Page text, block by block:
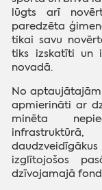
lūgts arī
paredzēta
tikai savu
tiks izskatīti un
novadā.
No
apmierināti ar
minēta
izglītojošos
dzīvojamajā